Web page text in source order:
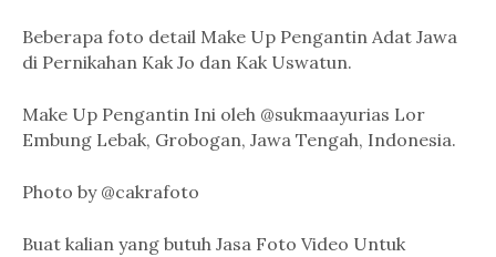
Beberapa foto detail Make Up Pengantin Adat Jawa
di Pernikahan Kak Jo dan Kak Uswatun.
Make Up Pengantin Ini oleh @sukmaayurias Lor
Embung Lebak, Grobogan, Jawa Tengah, Indonesia.
Photo by @cakrafoto
Buat kalian yang butuh Jasa Foto Video Untuk